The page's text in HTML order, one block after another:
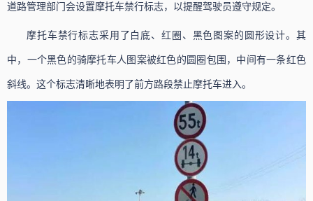
道路管理部门会设置摩托车禁行标志，以提醒驾驶员遵守规定。
摩托车禁行标志采用了白底、红圈、黑色图案的圆形设计。其
中，一个黑色的骑摩托车人图案被红色的圆圈包围，中间有一条红色
斜线。这个标志清晰地表明了前方路段禁止摩托车进入。